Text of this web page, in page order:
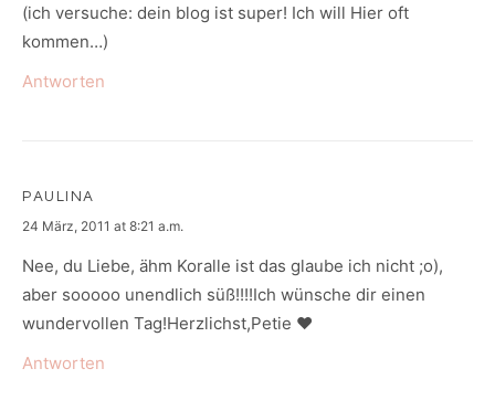
(ich versuche: dein blog ist super! Ich will Hier oft
kommen…)
Antworten
PAULINA
says:
24 März, 2011 at 8:21 a.m.
Nee, du Liebe, ähm Koralle ist das glaube ich nicht ;o),
aber sooooo unendlich süß!!!!Ich wünsche dir einen
wundervollen Tag!Herzlichst,Petie ♥
Antworten